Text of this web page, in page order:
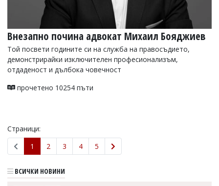
Внезапно почина адвокат Михаил Бояджиев
Той посвети годините си на служба на правосъдието,
демонстрирайки изключителен професионализъм,
отдаденост и дълбока човечност
прочетено 10254 пъти
Страници:
1
2 3 4 5
ВСИЧКИ НОВИНИ